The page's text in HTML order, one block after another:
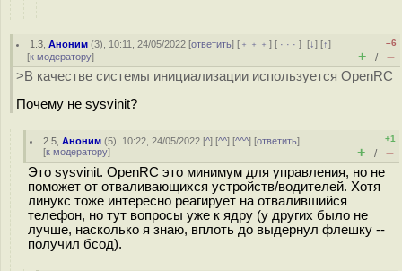
1.3 ,Аноним (3), 10:11, 24/05/2022 [ответить] [ ﹢﹢﹢] [ · · ·][↓] [↑]
[к модератору]
–6
+ / –
>В качестве системы инициализации используется OpenRC
Почему не sysvinit?
2.5 ,Аноним (5), 10:22, 24/05/2022 [^] [^^] [^^^] [ответить]
[к модератору]
+1
+ / –
Это sysvinit. OpenRC это минимум для управления, но не
поможет от отваливающихся устройств/водителей. Хотя
линукс тоже интересно реагирует на отвалившийся
телефон, но тут вопросы уже к ядру (у других было не
лучше, насколько я знаю, вплоть до выдернул флешку --
получил бсод).